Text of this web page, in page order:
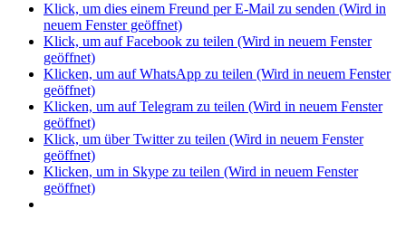
Klick, um dies einem Freund per E-Mail zu senden (Wird in
neuem Fenster geöffnet)
Klick, um auf Facebook zu teilen (Wird in neuem Fenster
geöffnet)
Klicken, um auf WhatsApp zu teilen (Wird in neuem Fenster
geöffnet)
Klicken, um auf Telegram zu teilen (Wird in neuem Fenster
geöffnet)
Klick, um über Twitter zu teilen (Wird in neuem Fenster
geöffnet)
Klicken, um in Skype zu teilen (Wird in neuem Fenster
geöffnet)